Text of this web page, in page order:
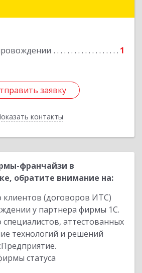
1
заявку
контакты
заявку
Назад
франчайзи в
обратите внимание на:
клиентов (договоров ИТС)
у партнера фирмы 1С.
специалистов, аттестованных
технологий и решений
статуса